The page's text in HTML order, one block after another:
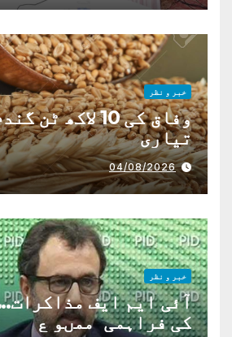
خبر و نظر
وفاق کی 10 لاکھ
تیاری
04/08/2026
خبر و نظر
آئی ایم ایف
کی فراہمی ممںو ع